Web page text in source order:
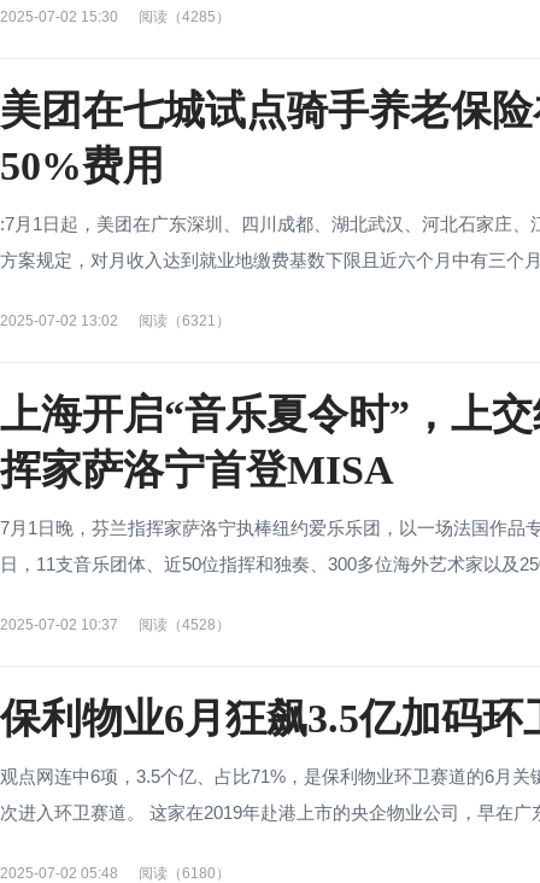
2025-07-02 15:30 阅读（4285）
美团在七城试点骑手养老保
50%费用
:7月1日起，美团在广东深圳、四川成都、湖北武汉、河北石家庄
方案规定，对月收入达到就业地缴费基数下限且近六个月中有三个
2025-07-02 13:02 阅读（6321）
上海开启“音乐夏令时”，上
挥家萨洛宁首登MISA
7月1日晚，芬兰指挥家萨洛宁执棒纽约爱乐乐团，以一场法国作品
日，11支音乐团体、近50位指挥和独奏、300多位海外艺术家以及
2025-07-02 10:37 阅读（4528）
保利物业6月狂飙3.5亿加码环
观点网连中6项，3.5个亿、占比71%，是保利物业环卫赛道的6月
次进入环卫赛道。 这家在2019年赴港上市的央企物业公司，早在广
2025-07-02 05:48 阅读（6180）